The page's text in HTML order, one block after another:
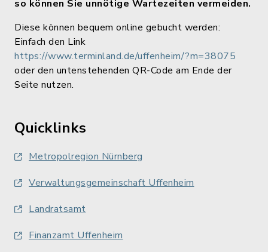
so können Sie unnötige Wartezeiten vermeiden.
Diese können bequem online gebucht werden:
Einfach den Link
https://www.terminland.de/uffenheim/?m=38075
oder den untenstehenden QR-Code am Ende der
Seite nutzen.
Quicklinks
Metropolregion Nürnberg
Verwaltungsgemeinschaft Uffenheim
Landratsamt
Finanzamt Uffenheim